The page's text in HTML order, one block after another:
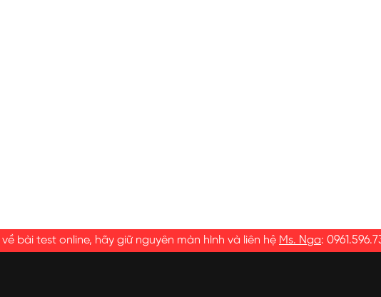
bài test online, hãy giữ nguyên màn hình và liên hệ Ms. Nga: